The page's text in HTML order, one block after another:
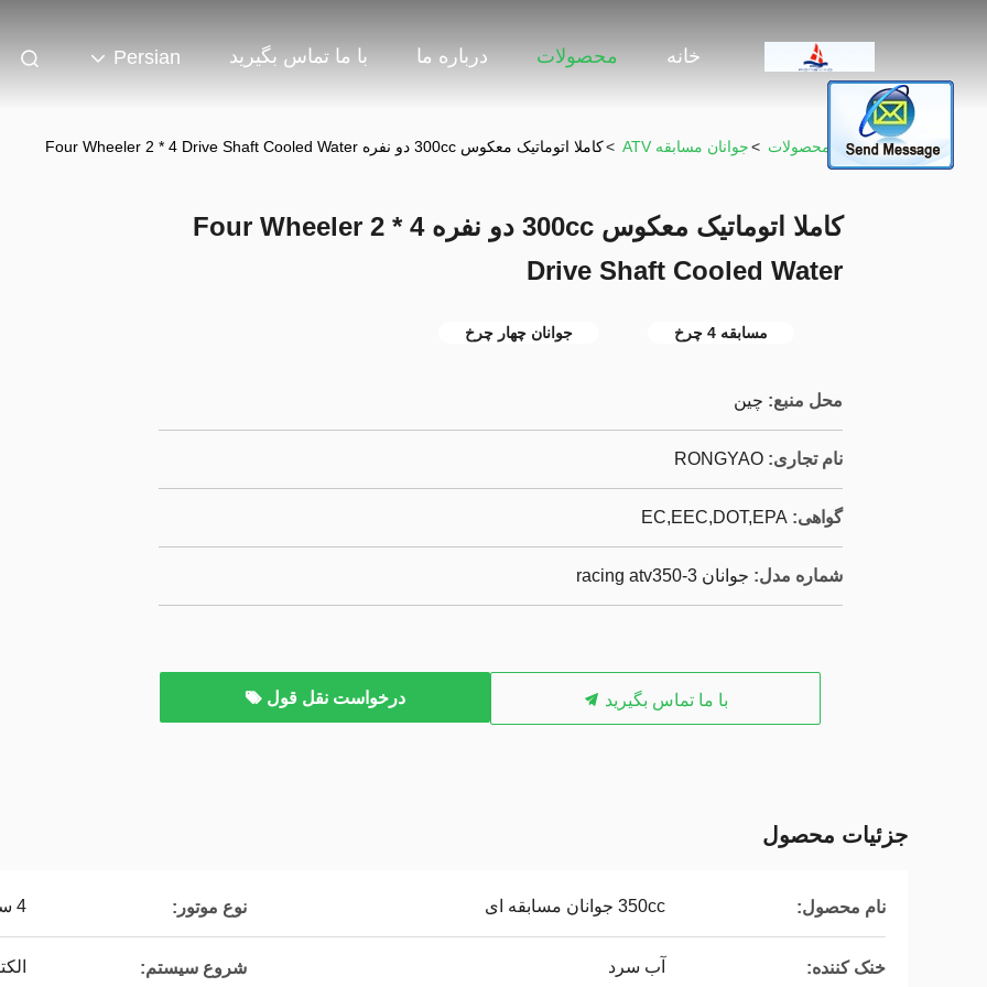
خانه محصولات درباره ما با ما تماس بگیرید Persian
خونه محصولات >جوانان مسابقه ATV >کاملا اتوماتیک معکوس 300cc دو نفره Four Wheeler 2 * 4 Drive Shaft Cooled Water
کاملا اتوماتیک معکوس 300cc دو نفره Four Wheeler 2 * 4
Drive Shaft Cooled Water
مسابقه 4 چرخ جوانان چهار چرخ
محل منبع: چين
نام تجاری: RONGYAO
گواهی: EC,EEC,DOT,EPA
شماره مدل: جوانان racing atv350-3
با ما تماس بگیرید درخواست نقل قول
جزئیات محصول
نام محصول: 350cc جوانان مسابقه ای نوع موتور: 4 سکته مغزی، تک سیلندر
خنک کننده: آب سرد شروع سیستم: